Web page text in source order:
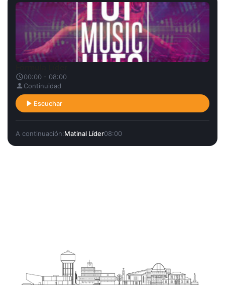
00:00 - 08:00
Continuidad
Escuchar
A continuación:Matinal Líder08:00